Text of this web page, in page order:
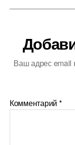
Ваш адрес email
Комментарий *